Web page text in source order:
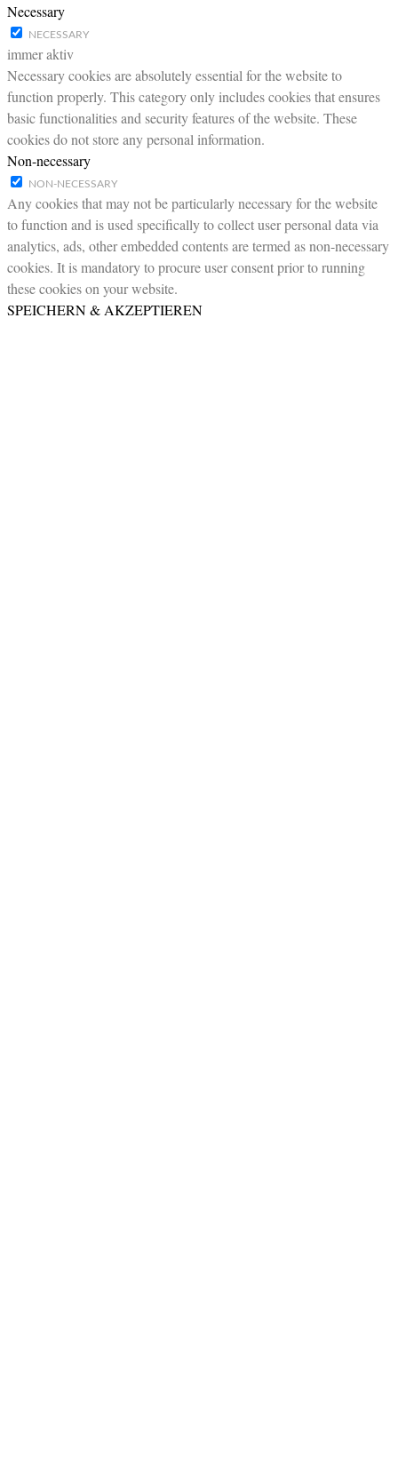
Necessary
NECESSARY
immer aktiv
Necessary cookies are absolutely essential for the website to
function properly. This category only includes cookies that ensures
basic functionalities and security features of the website. These
cookies do not store any personal information.
Non-necessary
NON-NECESSARY
Any cookies that may not be particularly necessary for the website
to function and is used specifically to collect user personal data via
analytics, ads, other embedded contents are termed as non-necessary
cookies. It is mandatory to procure user consent prior to running
these cookies on your website.
SPEICHERN & AKZEPTIEREN